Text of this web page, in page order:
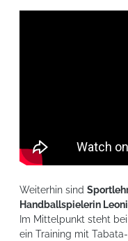
Weiterhin sind
Handballspielerin
Im Mittelpunkt steht
ein Training mit